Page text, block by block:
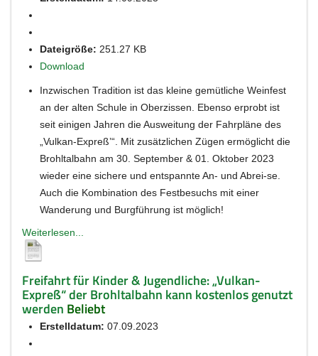
Dateigröße: 251.27 KB
Download
Inzwischen Tradition ist das kleine gemütliche Weinfest
an der alten Schule in Oberzissen. Ebenso erprobt ist
seit einigen Jahren die Ausweitung der Fahrpläne des
„Vulkan-Expreß’“. Mit zusätzlichen Zügen ermöglicht die
Brohltalbahn am 30. September & 01. Oktober 2023
wieder eine sichere und entspannte An- und Abrei-se.
Auch die Kombination des Festbesuchs mit einer
Wanderung und Burgführung ist möglich!
Weiterlesen...
Freifahrt für Kinder & Jugendliche: „Vulkan-
Expreß“ der Brohltalbahn kann kostenlos genutzt
werden Beliebt
Erstelldatum: 07.09.2023